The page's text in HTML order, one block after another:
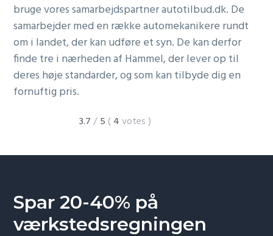
bruge vores samarbejdspartner autotilbud.dk. De
samarbejder med en række automekanikere rundt
om i landet, der kan udføre et syn. De kan derfor
finde tre i nærheden af Hammel, der lever op til
deres høje standarder, og som kan tilbyde dig en
fornuftig pris.
3.7/5 (4votes)
Spar 20-40% på
værkstedsregningen